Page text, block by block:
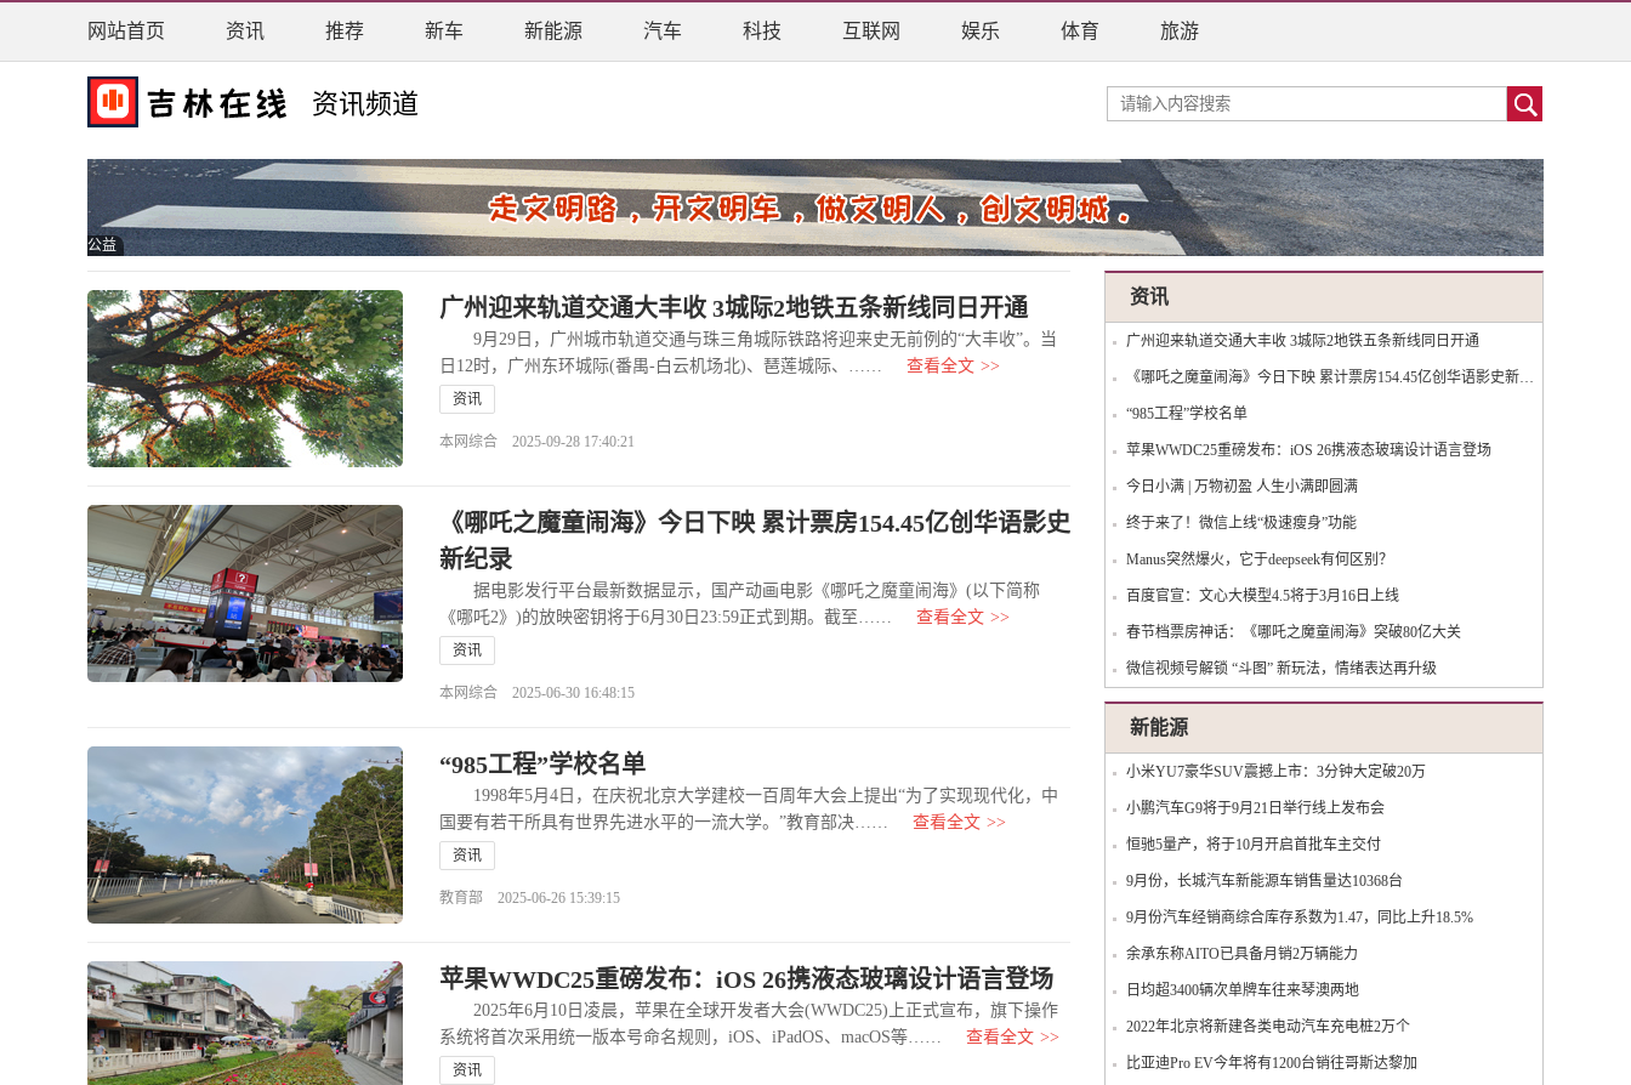
网站首页 资讯 推荐 新车 新能源 汽车 科技 互联网 娱乐 体育 旅游
资讯频道
公益
广州迎来轨道交通大丰收 3城际2地铁五条新线同日开通
9月29日，广州城市轨道交通与珠三角城际铁路将迎来史无前例的“大丰收”。当
日12时，广州东环城际(番禺-白云机场北)、琶莲城际、……
查看全文 >>
资讯
本网综合 2025-09-28 17:40:21
《哪吒之魔童闹海》今日下映 累计票房154.45亿创华语影史
新纪录
据电影发行平台最新数据显示，国产动画电影《哪吒之魔童闹海》(以下简称
《哪吒2》)的放映密钥将于6月30日23:59正式到期。截至……
查看全文 >>
资讯
本网综合 2025-06-30 16:48:15
“985工程”学校名单
1998年5月4日，在庆祝北京大学建校一百周年大会上提出“为了实现现代化，中
国要有若干所具有世界先进水平的一流大学。”教育部决……
查看全文 >>
资讯
教育部 2025-06-26 15:39:15
苹果WWDC25重磅发布：iOS 26携液态玻璃设计语言登场
2025年6月10日凌晨，苹果在全球开发者大会(WWDC25)上正式宣布，旗下操作
系统将首次采用统一版本号命名规则，iOS、iPadOS、macOS等……
查看全文 >>
资讯
资讯
广州迎来轨道交通大丰收 3城际2地铁五条新线同日开通
《哪吒之魔童闹海》今日下映 累计票房154.45亿创华语影史新纪录
“985工程”学校名单
苹果WWDC25重磅发布：iOS 26携液态玻璃设计语言登场
今日小满 | 万物初盈 人生小满即圆满
终于来了！微信上线“极速瘦身”功能
Manus突然爆火，它于deepseek有何区别？
百度官宣：文心大模型4.5将于3月16日上线
春节档票房神话：《哪吒之魔童闹海》突破80亿大关
微信视频号解锁 “斗图” 新玩法，情绪表达再升级
新能源
小米YU7豪华SUV震撼上市：3分钟大定破20万
小鹏汽车G9将于9月21日举行线上发布会
恒驰5量产，将于10月开启首批车主交付
9月份，长城汽车新能源车销售量达10368台
9月份汽车经销商综合库存系数为1.47，同比上升18.5%
余承东称AITO已具备月销2万辆能力
日均超3400辆次单牌车往来琴澳两地
2022年北京将新建各类电动汽车充电桩2万个
比亚迪Pro EV今年将有1200台销往哥斯达黎加